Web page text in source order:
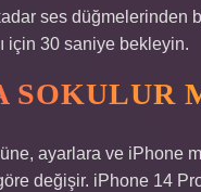
ses düğmelerinden
için 30 saniye bekleyin.
SOKULUR
ayarlara ve iPhone
değişir. iPhone 14